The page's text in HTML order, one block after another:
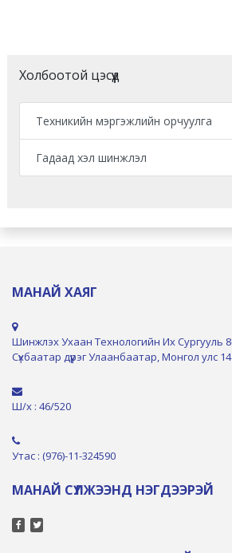
Холбоотой цэсүүд
Техникийн мэргэжлийн орчуулга
Гадаад хэл шинжлэл
МАНАЙ ХАЯГ
Шинжлэх Ухаан Технологийн Их Сургууль
Сүхбаатар дүүрэг Улаанбаатар, Монгол улс
Ш/х : 46/520
Утас : (976)-11-324590
МАНАЙ СҮЛЖЭЭНД НЭГДЭЭРЭЙ